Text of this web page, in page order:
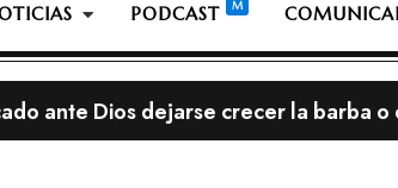
PODCAST
ante Dios dejarse crecer la barba